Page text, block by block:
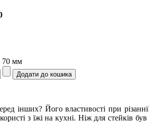
70 мм
інших? Його властивості при
з їжі на кухні. Ніж для стейків